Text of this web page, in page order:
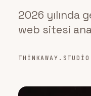
2026 yılında
web sitesi
THINKAWAY.STUDIO